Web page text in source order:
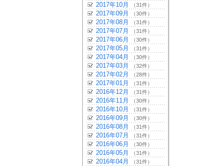
2017年10月 （31件）
2017年09月 （30件）
2017年08月 （31件）
2017年07月 （31件）
2017年06月 （30件）
2017年05月 （31件）
2017年04月 （30件）
2017年03月 （32件）
2017年02月 （28件）
2017年01月 （31件）
2016年12月 （31件）
2016年11月 （30件）
2016年10月 （31件）
2016年09月 （30件）
2016年08月 （31件）
2016年07月 （31件）
2016年06月 （30件）
2016年05月 （31件）
2016年04月 （31件）